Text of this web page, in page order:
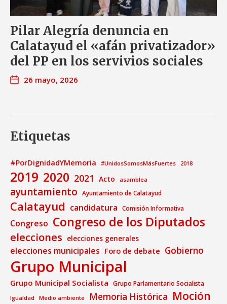
Pilar Alegría denuncia en
Calatayud el «afán privatizador»
del PP en los servivios sociales
26 mayo, 2026
Etiquetas
#PorDignidadYMemoria #UnidosSomosMásFuertes 2018
2019 2020 2021 Acto asamblea
ayuntamiento Ayuntamiento de Calatayud
Calatayud candidatura Comisión Informativa
Congreso Congreso de los Diputados
elecciones elecciones generales
elecciones municipales Foro de debate Gobierno
Grupo Municipal
Grupo Municipal Socialista Grupo Parlamentario Socialista
Igualdad Medio ambiente Memoria Histórica Moción